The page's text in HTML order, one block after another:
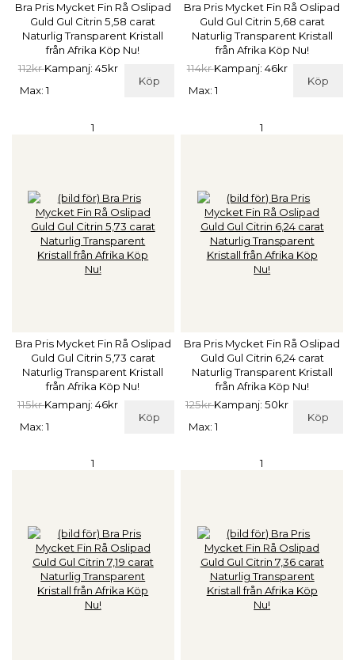
Bra Pris Mycket Fin Rå Oslipad
Guld Gul Citrin 5,58 carat
Naturlig Transparent Kristall
från Afrika Köp Nu!
112krKampanj: 45kr
Köp
Max: 1
Bra Pris Mycket Fin Rå Oslipad
Guld Gul Citrin 5,68 carat
Naturlig Transparent Kristall
från Afrika Köp Nu!
114krKampanj: 46kr
Köp
Max: 1
1
Bra Pris Mycket Fin Rå Oslipad
Guld Gul Citrin 5,73 carat
Naturlig Transparent Kristall
från Afrika Köp Nu!
115krKampanj: 46kr
Köp
Max: 1
1
Bra Pris Mycket Fin Rå Oslipad
Guld Gul Citrin 6,24 carat
Naturlig Transparent Kristall
från Afrika Köp Nu!
125krKampanj: 50kr
Köp
Max: 1
1 1